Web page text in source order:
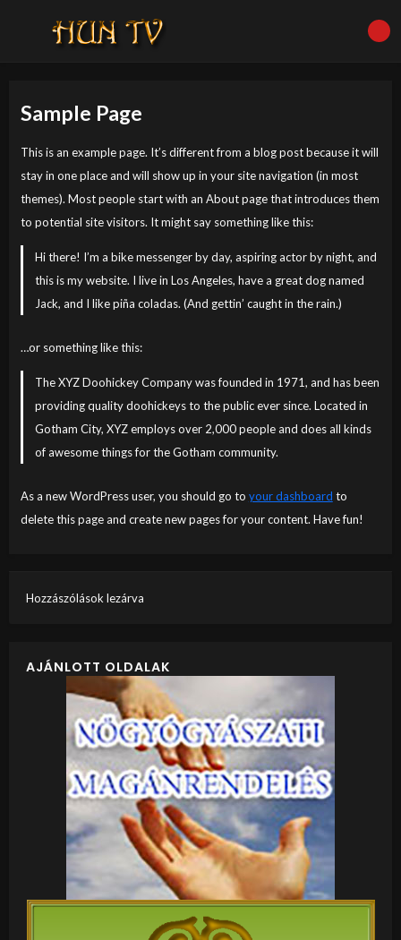
Sample Page
This is an example page. It’s different from a blog post because it will
stay in one place and will show up in your site navigation (in most
themes). Most people start with an About page that introduces them
to potential site visitors. It might say something like this:
Hi there! I’m a bike messenger by day, aspiring actor by night, and
this is my website. I live in Los Angeles, have a great dog named
Jack, and I like piña coladas. (And gettin’ caught in the rain.)
…or something like this:
The XYZ Doohickey Company was founded in 1971, and has been
providing quality doohickeys to the public ever since. Located in
Gotham City, XYZ employs over 2,000 people and does all kinds
of awesome things for the Gotham community.
As a new WordPress user, you should go to your dashboard to
delete this page and create new pages for your content. Have fun!
Hozzászólások lezárva
AJÁNLOTT OLDALAK